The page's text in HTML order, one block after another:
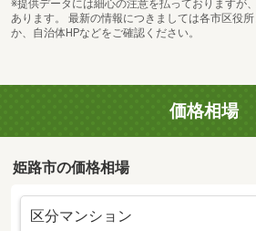
※提供データには細心の注意を払っておりますが
あります。 最新の情報につきましては各市区役
か、自治体HPなどをご確認ください。
価格相場
姫路市の価格相場